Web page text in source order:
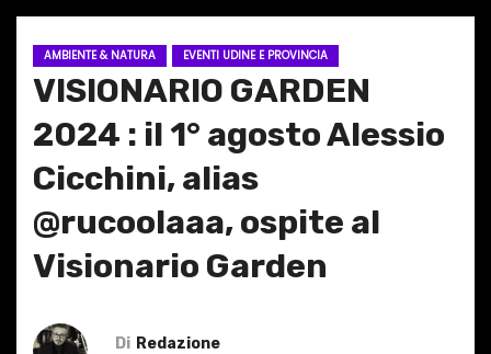
AMBIENTE & NATURA EVENTI UDINE E PROVINCIA
VISIONARIO GARDEN
2024 : il 1° agosto Alessio
Cicchini, alias
@rucoolaaa, ospite al
Visionario Garden
Di Redazione